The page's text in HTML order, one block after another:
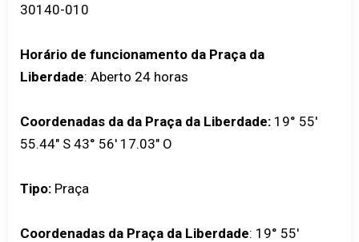
30140-010
Horário de funcionamento da Praça da
Liberdade: Aberto 24 horas
Coordenadas da da Praça da Liberdade: 19° 55'
55.44" S 43° 56' 17.03" O
Tipo: Praça
Coordenadas da Praça da Liberdade: 19° 55'